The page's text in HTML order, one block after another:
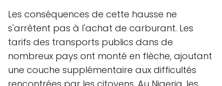
Les conséquences de cette hausse ne
s'arrêtent pas à l'achat de carburant. Les
tarifs des transports publics dans de
nombreux pays ont monté en flèche, ajoutant
une couche supplémentaire aux difficultés